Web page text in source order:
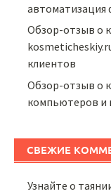
автоматизация
Обзор-отзыв о
клиентов
Обзор-отзыв о
компьютеров и
СВЕЖИЕ
Узнайте о